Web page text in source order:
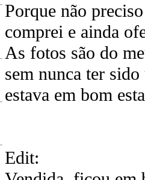
Porque não
comprei e ainda
As fotos são do
sem nunca ter
estava em bom
Edit: